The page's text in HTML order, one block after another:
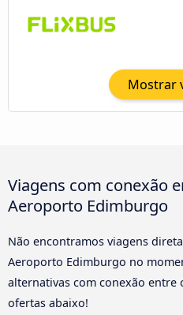
Mostrar
Viagens com conexão
Aeroporto Edimburgo
Não encontramos viagens
Aeroporto Edimburgo no
alternativas com conexão entre
ofertas abaixo!